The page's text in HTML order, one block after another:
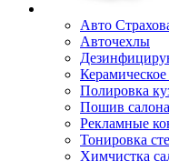
Авто
Авточехлы
Полировка
Пошив
Рекламные
Тонировка
Химчистка